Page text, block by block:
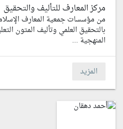
مركز المعارف للتأليف والتحقيق
من مؤسسات جمعية المعارف
بالتحقيق العلمي وتأليف المتون
المنهجية ...
المزيد